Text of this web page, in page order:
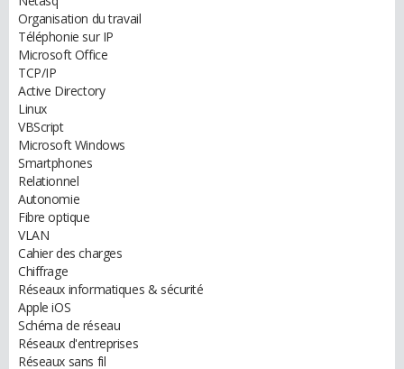
Organisation du travail
Téléphonie sur IP
Microsoft Office
TCP/IP
Active Directory
Linux
VBScript
Microsoft Windows
Smartphones
Relationnel
Autonomie
Fibre optique
VLAN
Cahier des charges
Chiffrage
Réseaux informatiques & sécurité
Apple iOS
Schéma de réseau
Réseaux d'entreprises
Réseaux sans fil